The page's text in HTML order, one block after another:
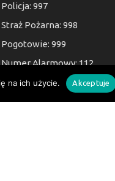
Policja: 997
Straż Pożarna: 998
Pogotowie: 999
Numer Alarmowy: 112
na ich użycie. Akceptuje